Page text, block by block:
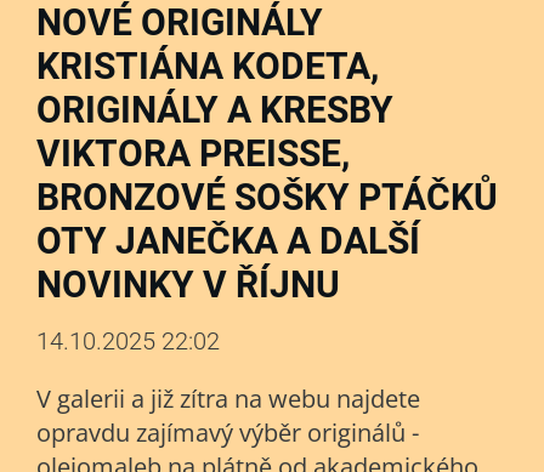
NOVÉ ORIGINÁLY
KRISTIÁNA KODETA,
ORIGINÁLY A KRESBY
VIKTORA PREISSE,
BRONZOVÉ SOŠKY PTÁČKŮ
OTY JANEČKA A DALŠÍ
NOVINKY V ŘÍJNU
14.10.2025 22:02
V galerii a již zítra na webu najdete
opravdu zajímavý výběr originálů -